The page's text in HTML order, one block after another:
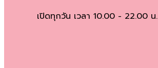
เปิดทุกวัน เวลา 10.00 - 22.00 น.